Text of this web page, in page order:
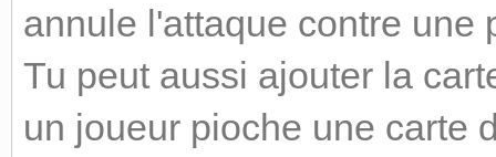
annule l'attaque contre une
Tu peut aussi ajouter la
un joueur pioche une carte